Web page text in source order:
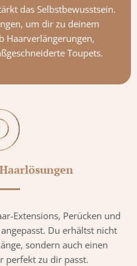
das Selbstbewusstsein.
um dir zu deinem
Haarverlängerungen,
Toupets.
Extensions, Perücken und
Du erhältst nicht
sondern auch einen
perfekt zu dir passt.